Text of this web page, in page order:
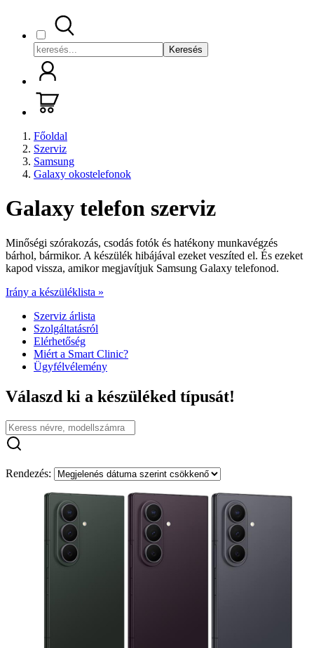
Keresés
Főoldal
Szerviz
Samsung
Galaxy okostelefonok
Galaxy telefon szerviz
Minőségi szórakozás, csodás fotók és hatékony munkavégzés
bárhol, bármikor. A készülék hibájával ezeket veszíted el. És ezeket
kapod vissza, amikor megjavítjuk Samsung Galaxy telefonod.
Irány a készüléklista »
Szerviz árlista
Szolgáltatásról
Elérhetőség
Miért a Smart Clinic?
Ügyfélvélemény
Válaszd ki a készüléked típusát!
Rendezés: